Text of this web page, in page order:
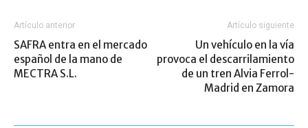
Artículo anterior
SAFRA entra en el mercado
español de la mano de
MECTRA S.L.
Artículo siguiente
Un vehículo en la vía
provoca el descarrilamiento
de un tren Alvia Ferrol-
Madrid en Zamora